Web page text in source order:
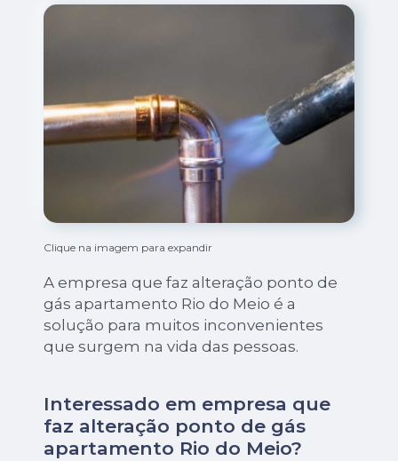
Clique na imagem para expandir
A empresa que faz alteração ponto de
gás apartamento Rio do Meio é a
solução para muitos inconvenientes
que surgem na vida das pessoas.
Interessado em empresa que
faz alteração ponto de gás
apartamento Rio do Meio?